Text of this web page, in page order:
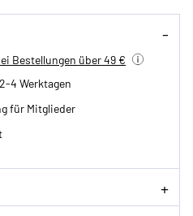
Bestellungen über 49 €
4 Werktagen
für Mitglieder